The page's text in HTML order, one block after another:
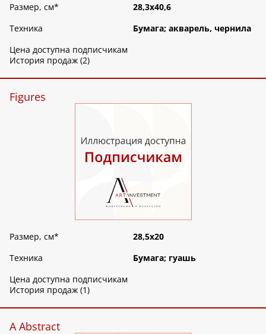
Размер, см*
28,3х40,6
Техника
Бумага; акварель, чернила
Цена доступна подписчикам
История продаж (2)
Figures
Размер, см*
28,5х20
Техника
Бумага; гуашь
Цена доступна подписчикам
История продаж (1)
A Abstract